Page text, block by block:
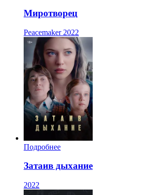
Миротворец
Peacemaker 2022
Подробнее
Затаив дыхание
2022